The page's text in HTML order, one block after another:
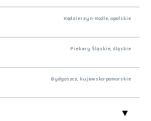
Kędzierzyn-Koźle, opolskie
Piekary Śląskie, śląskie
Bydgoszcz, kujawsko-pomorskie